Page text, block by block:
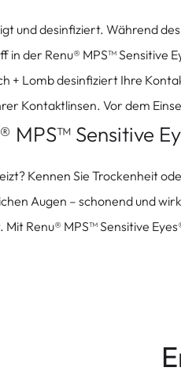
und desinfiziert. Während
der Renu® MPS™ Sensitive
+ Lomb desinfiziert Ihre
Kontaktlinsen. Vor dem
MPS™ Sensitive
Kennen Sie Trockenheit
Augen – schonend und
Renu® MPS™ Sensitive